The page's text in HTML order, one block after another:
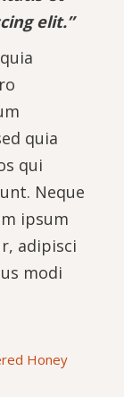
elit.”
quia
qui
Neque
ipsum
adipisci
modi
Honey